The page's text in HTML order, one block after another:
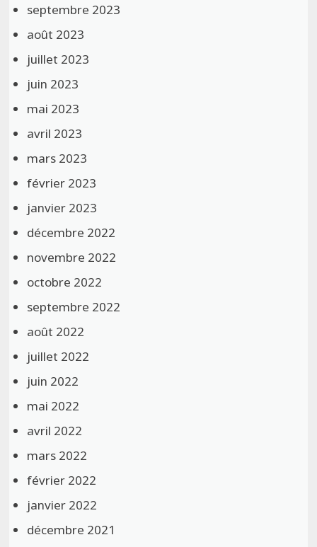
septembre 2023
août 2023
juillet 2023
juin 2023
mai 2023
avril 2023
mars 2023
février 2023
janvier 2023
décembre 2022
novembre 2022
octobre 2022
septembre 2022
août 2022
juillet 2022
juin 2022
mai 2022
avril 2022
mars 2022
février 2022
janvier 2022
décembre 2021